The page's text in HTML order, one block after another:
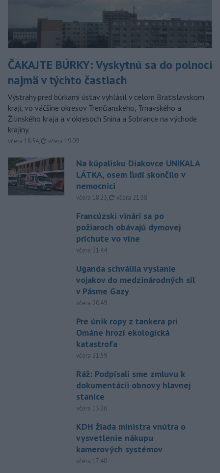
ČAKAJTE BÚRKY: Vyskytnú sa do polnoci
najmä v týchto častiach
Výstrahy pred búrkami ústav vyhlásil v celom Bratislavskom
kraji, vo väčšine okresov Trenčianskeho, Trnavského a
Žilinského kraja a v okresoch Snina a Sobrance na východe
krajiny.
včera 18:54, aktualizované
včera 19:09
Na kúpalisku Diakovce UNIKALA
LÁTKA, osem ľudí skončilo v
nemocnici
včera 18:23, aktualizované
včera 21:38
Francúzski vinári sa po
požiaroch obávajú dymovej
príchute vo víne
včera 21:44
Uganda schválila vyslanie
vojakov do medzinárodných síl
v Pásme Gazy
včera 20:49
Pre únik ropy z tankera pri
Ománe hrozí ekologická
katastrofa
včera 21:59
Ráž: Podpísali sme zmluvu k
dokumentácii obnovy hlavnej
stanice
včera 15:26
KDH žiada ministra vnútra o
vysvetlenie nákupu
kamerových systémov
včera 17:40